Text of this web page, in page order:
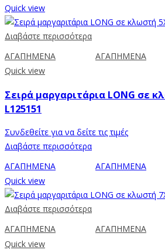
Quick view
Διαβάστε περισσότερα
ΑΓΑΠΗΜΕΝΑ
ΑΓΑΠΗΜΕΝΑ
Quick view
Σειρά μαργαριτάρια LONG σε
L125151
Συνδεθείτε για να δείτε τις τιμές
Διαβάστε περισσότερα
ΑΓΑΠΗΜΕΝΑ
ΑΓΑΠΗΜΕΝΑ
Quick view
Διαβάστε περισσότερα
ΑΓΑΠΗΜΕΝΑ
ΑΓΑΠΗΜΕΝΑ
Quick view